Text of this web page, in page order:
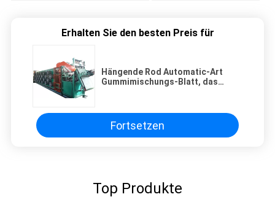
Erhalten Sie den besten Preis für
Hängende Rod Automatic-Art
Gummimischungs-Blatt, das
Fortsetzen
Top Produkte